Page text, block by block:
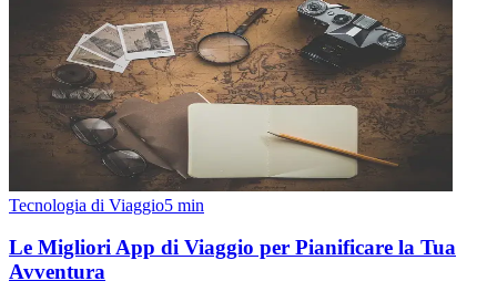
Tecnologia di Viaggio5 min
Le Migliori App di Viaggio per Pianificare la Tua
Avventura